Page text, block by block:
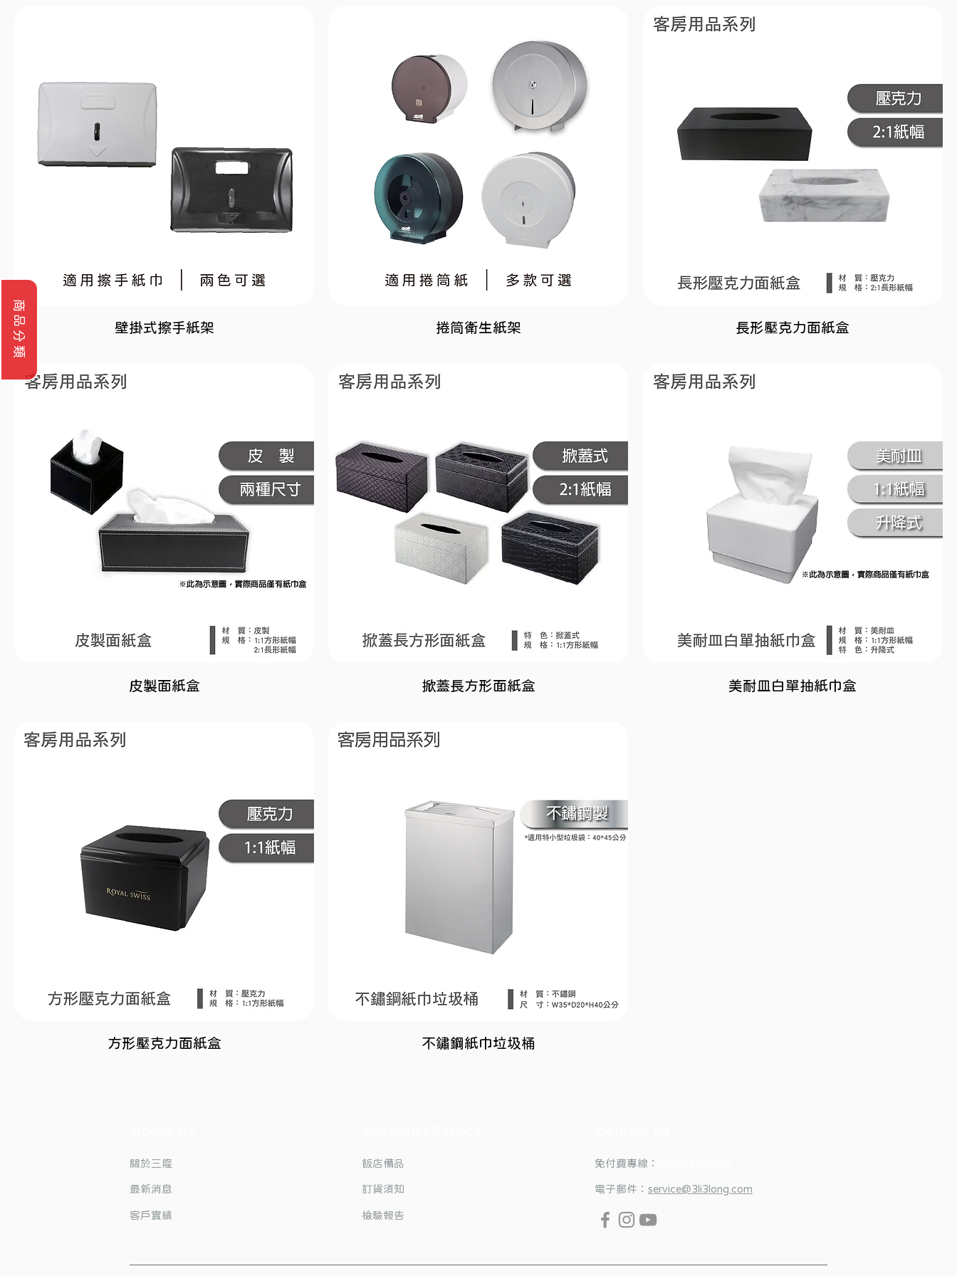
商品分類 壁掛式擦手紙架 捲筒衛生紙架 長形壓克力面紙盒
皮製面紙盒 掀蓋長方形面紙盒 美耐皿白單抽紙巾盒
方形壓克力面紙盒 不鏽鋼紙巾垃圾桶
​關於三隆
最新消息
客戶實績
飯店備品
訂貨須知
檢驗報告
免付費專線：
電子郵件： service@3li3long.com